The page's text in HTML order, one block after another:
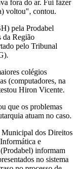
fora do ar. Fui fazer
voltou", contou.
pela Prodabel
da Região
pelo Tribunal
colégios
(computadores, na
Hiron Vicente.
que os problemas
atuam no caso.
dos Direitos
e
informam
no sistema